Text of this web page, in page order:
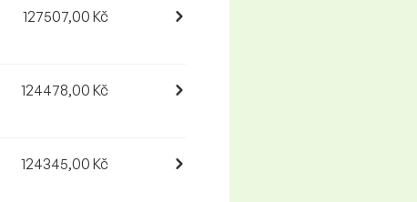
127507,00 Kč
124478,00 Kč
124345,00 Kč